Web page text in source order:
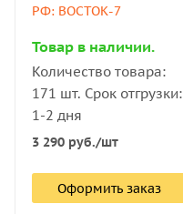
РФ: ВОСТОК-7
Товар в наличии.
Количество товара:
171 шт. Срок отгрузки:
1-2 дня
3 290 руб./шт
Оформить заказ